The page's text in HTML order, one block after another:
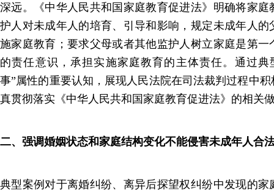
深远。《中华人民共和国家庭教育促进法》明确将家
护人对未成年人的培育、引导和影响，规定未成年人
施家庭教育；要求父母或者其他监护人树立家庭是第
的责任意识，承担实施家庭教育的主体责任。通过
事”属性的重要认知，展现人民法院在司法裁判过程中
真贯彻落实《中华人民共和国家庭教育促进法》的相关
二、强调婚姻状态和家庭结构变化不能侵害未成年人合
典型案例对于离婚纠纷、离异后探望权纠纷中发现的